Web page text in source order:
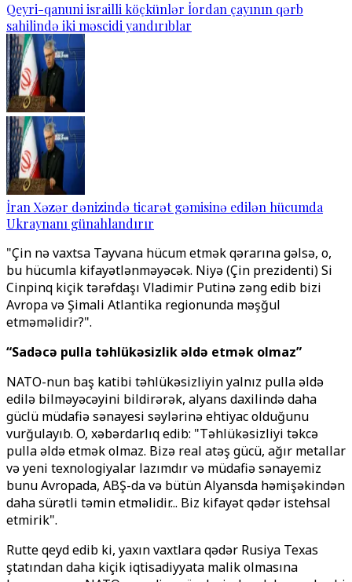
Qeyri-qanuni israilli köçkünlər İordan çayının qərb
sahilində iki məscidi yandırıblar
İran Xəzər dənizində ticarət gəmisinə edilən hücumda
Ukraynanı günahlandırır
"Çin nə vaxtsa Tayvana hücum etmək qərarına gəlsə, o,
bu hücumla kifayətlənməyəcək. Niyə (Çin prezidenti) Si
Cinpinq kiçik tərəfdaşı Vladimir Putinə zəng edib bizi
Avropa və Şimali Atlantika regionunda məşğul
etməməlidir?".
“Sadəcə pulla təhlükəsizlik əldə etmək olmaz”
NATO-nun baş katibi təhlükəsizliyin yalnız pulla əldə
edilə bilməyəcəyini bildirərək, alyans daxilində daha
güclü müdafiə sənayesi səylərinə ehtiyac olduğunu
vurğulayıb. O, xəbərdarlıq edib: "Təhlükəsizliyi təkcə
pulla əldə etmək olmaz. Bizə real atəş gücü, ağır metallar
və yeni texnologiyalar lazımdır və müdafiə sənayemiz
bunu Avropada, ABŞ-da və bütün Alyansda həmişəkindən
daha sürətli təmin etməlidir... Biz kifayət qədər istehsal
etmirik".
Rutte qeyd edib ki, yaxın vaxtlara qədər Rusiya Texas
ştatından daha kiçik iqtisadiyyata malik olmasına